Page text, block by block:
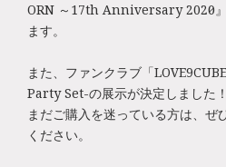
ORN ～17th Anniversary 2020～
ます。
また、ファンクラブ「
Party Set-の展示が決定しました！
まだご購入を迷っている方は、ぜ
ください。